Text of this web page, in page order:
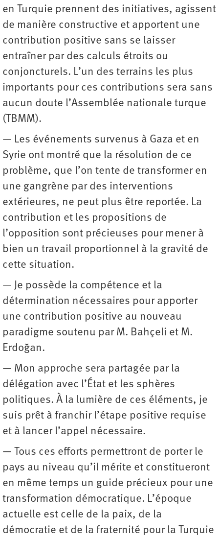
en Turquie prennent des initiatives, agissent
de manière constructive et apportent une
contribution positive sans se laisser
entraîner par des calculs étroits ou
conjoncturels. L’un des terrains les plus
importants pour ces contributions sera sans
aucun doute l’Assemblée nationale turque
(TBMM).
— Les événements survenus à Gaza et en
Syrie ont montré que la résolution de ce
problème, que l’on tente de transformer en
une gangrène par des interventions
extérieures, ne peut plus être reportée. La
contribution et les propositions de
l’opposition sont précieuses pour mener à
bien un travail proportionnel à la gravité de
cette situation.
— Je possède la compétence et la
détermination nécessaires pour apporter
une contribution positive au nouveau
paradigme soutenu par M. Bahçeli et M.
Erdoğan.
— Mon approche sera partagée par la
délégation avec l’État et les sphères
politiques. À la lumière de ces éléments, je
suis prêt à franchir l’étape positive requise
et à lancer l’appel nécessaire.
— Tous ces efforts permettront de porter le
pays au niveau qu’il mérite et constitueront
en même temps un guide précieux pour une
transformation démocratique. L’époque
actuelle est celle de la paix, de la
démocratie et de la fraternité pour la Turquie